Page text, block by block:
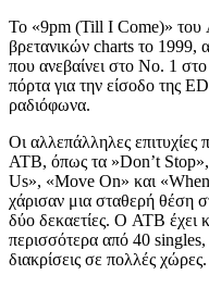
Το «9pm (Till I Come)» του
βρετανικών charts το 1999,
που ανεβαίνει στο Νο. 1
πόρτα για την είσοδο της
ραδιόφωνα.
Οι αλλεπάλληλες
ATB, όπως τα »Don’t
Us», «Move On» και
χάρισαν μια σταθερή θέση
δύο δεκαετίες. Ο ATB έχει
περισσότερα από 40 singles,
διακρίσεις σε πολλές χώρες.